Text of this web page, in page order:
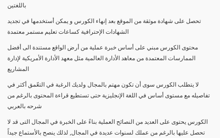
باللغتين
تحصل على شهادة موثقة من الموقع بعد إنهاء الكورس و يمكن أستخدمها في تجديد
الشهادات الإحترافية كساعات تعليم مستمر معتمدة
محتوى الكورس مبني على أساس خبرة عملية من أرض الواقع مستندة الى أفضل
الممارسات المعتمدة من معاهد الأدارة العالمية مثل معهد الأدارة الأمريكية لإدارة
المشاريع
لا يتطلب الكورس سوى أن تكون مهتم بالمجال ولديك الرغبة في التعّمق أكثر في
تفاصيله مع مستوى أساس في اللغة الإنجليزية حتى تستطيع قراءة المحتوى بالرغم من
شرحه بالعربي
الكورس يحتوى على العديد من النصائح العملية بناءً على الخبرة في المجال التى قد لا
تحصل عليها بالرغم من عملك لسنوات عديدة في المجال, لذلك ينصح بالأستماع جيداً